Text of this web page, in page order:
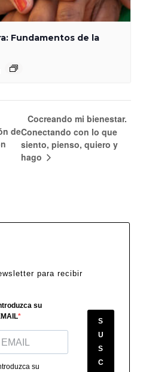
Fundamentos de la
de
Cocreando mi bienestar.
Conectando con lo que
siento, pienso, quiero y
hago
para recibir
su
su
S
U
S
C